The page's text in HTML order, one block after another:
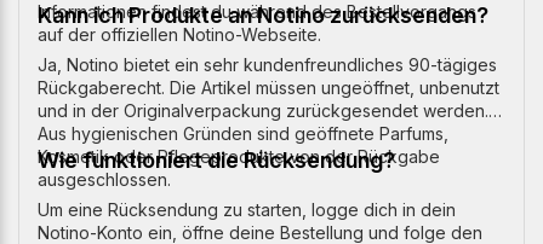
Informationen findest du während des Bestellvorgangs
auf der offiziellen Notino-Webseite.
Kann ich Produkte an Notino zurücksenden?
Ja, Notino bietet ein sehr kundenfreundliches 90-tägiges
Rückgaberecht. Die Artikel müssen ungeöffnet, unbenutzt
und in der Originalverpackung zurückgesendet werden.
Aus hygienischen Gründen sind geöffnete Parfums,
Kosmetik oder Pflegeprodukte von der Rückgabe
ausgeschlossen.
Wie funktioniert die Rücksendung?
Um eine Rücksendung zu starten, logge dich in dein
Notino-Konto ein, öffne deine Bestellung und folge den